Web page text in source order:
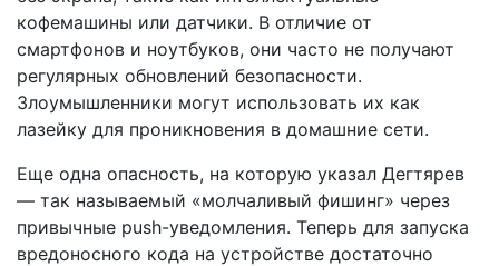
кофемашины или датчики. В отличие от
смартфонов и ноутбуков, они часто не получают
регулярных обновлений безопасности.
Злоумышленники могут использовать их как
лазейку для проникновения в домашние сети.
Еще одна опасность, на которую указал Дегтярев
— так называемый «молчаливый фишинг» через
привычные push-уведомления. Теперь для запуска
вредоносного кода на устройстве достаточно